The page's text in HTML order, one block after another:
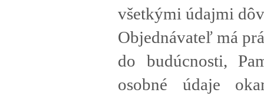
všetkými údajmi
Objednávateľ má
do budúcnosti,
osobné údaje